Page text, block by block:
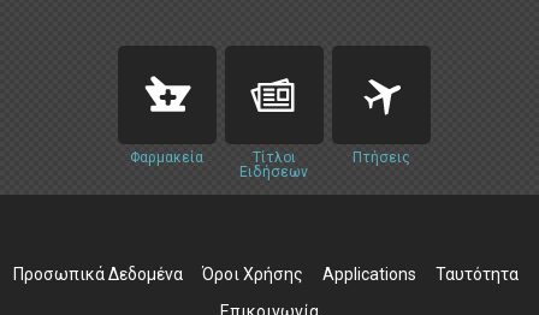
Φαρμακεία
Τίτλοι
Ειδήσεων
Πτήσεις
Προσωπικά Δεδομένα Όροι Χρήσης Applications
Ταυτότητα